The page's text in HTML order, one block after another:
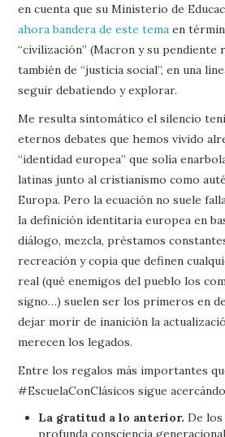
en cuenta que su Ministerio de
ahora bandera de este tema en
“civilización” (Macron y su pendiente
también de “justicia social”, en una
seguir debatiendo y explorar.
Me resulta sintomático el silencio
eternos debates que hemos vivido
“identidad europea” que solía
latinas junto al cristianismo como
Europa. Pero la ecuación no suele
la definición identitaria europea en
diálogo, mezcla, préstamos
recreación y copia que definen
real (qué enemigos del pueblo los
signo…) suelen ser los primeros en
dejar morir de inanición la
merecen los legados.
Entre los regalos más importantes
#EscuelaConClásicos sigue
La gratitud a lo anterior. De los
profunda consciencia